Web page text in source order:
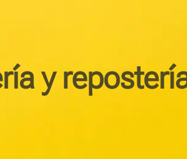
y